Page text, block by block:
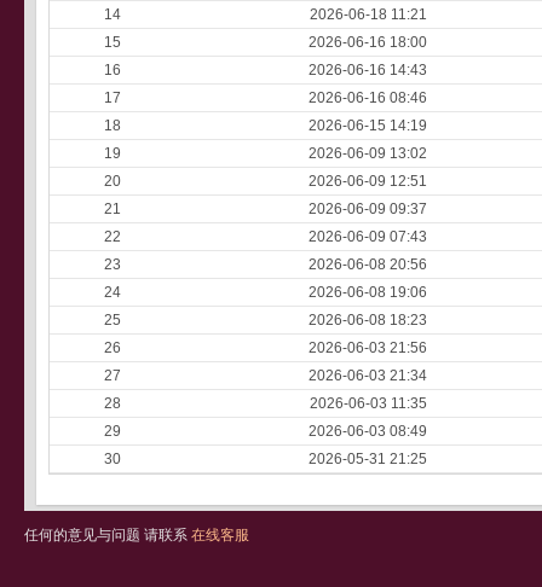
14
2026-06-18 11:21
15
2026-06-16 18:00
16
2026-06-16 14:43
17
2026-06-16 08:46
18
2026-06-15 14:19
19
2026-06-09 13:02
20
2026-06-09 12:51
21
2026-06-09 09:37
22
2026-06-09 07:43
23
2026-06-08 20:56
24
2026-06-08 19:06
25
2026-06-08 18:23
26
2026-06-03 21:56
27
2026-06-03 21:34
28
2026-06-03 11:35
29
2026-06-03 08:49
30
2026-05-31 21:25
任何的意见与问题 请联系 在线客服